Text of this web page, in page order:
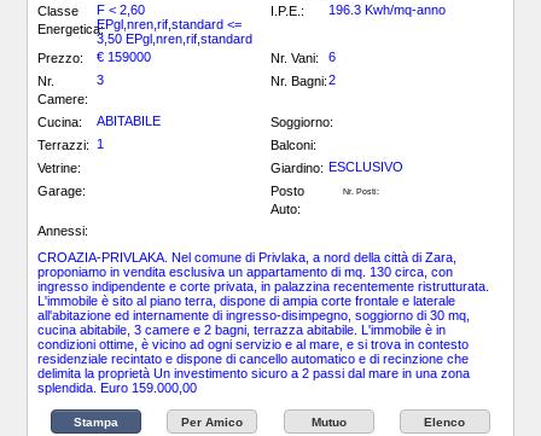
Classe
Energetica:
F < 2,60
EPgl,nren,rif,standard <=
3,50 EPgl,nren,rif,standard
I.P.E.: 196.3 Kwh/mq-anno
Prezzo: € 159000 Nr. Vani:
6
Nr.
Camere:
3 Nr. Bagni:2
Cucina: ABITABILE
Soggiorno:
Terrazzi:
1
Balconi:
Vetrine:
Giardino: ESCLUSIVO
Garage:
Posto
Auto:
Nr. Posti:
Annessi:
CROAZIA-PRIVLAKA. Nel comune di Privlaka, a nord della città di Zara,
proponiamo in vendita esclusiva un appartamento di mq. 130 circa, con
ingresso indipendente e corte privata, in palazzina recentemente ristrutturata.
L'immobile è sito al piano terra, dispone di ampia corte frontale e laterale
all'abitazione ed internamente di ingresso-disimpegno, soggiorno di 30 mq,
cucina abitabile, 3 camere e 2 bagni, terrazza abitabile. L'immobile è in
condizioni ottime, è vicino ad ogni servizio e al mare, e si trova in contesto
residenziale recintato e dispone di cancello automatico e di recinzione che
delimita la proprietà Un investimento sicuro a 2 passi dal mare in una zona
splendida. Euro 159.000,00
Stampa Per Amico Mutuo Elenco